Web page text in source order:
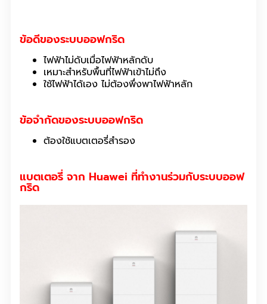
ข้อดีของระบบออฟกริด
ไฟฟ้าไม่ดับเมื่อไฟฟ้าหลักดับ
เหมาะสำหรับพื้นที่ไฟฟ้าเข้าไม่ถึง
ใช้ไฟฟ้าได้เอง ไม่ต้องพึ่งพาไฟฟ้าหลัก
ข้อจำกัดของระบบออฟกริด
ต้องใช้แบตเตอรี่สำรอง
แบตเตอรี่ จาก Huawei ที่ทำงานร่วมกับระบบออฟ
กริด